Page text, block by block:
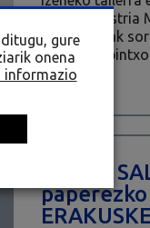
Rialia Industria
eta bakarrak
duten
“DORA
gure
onena
informazio